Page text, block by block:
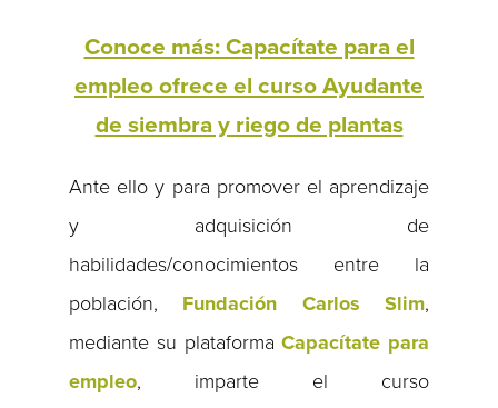
Conoce más: Capacítate para el
empleo ofrece el curso Ayudante
de siembra y riego de plantas
Ante ello y para promover el aprendizaje
y adquisición de
habilidades/conocimientos entre la
población, Fundación Carlos Slim,
mediante su plataformaCapacítate para
empleo, imparte el curso